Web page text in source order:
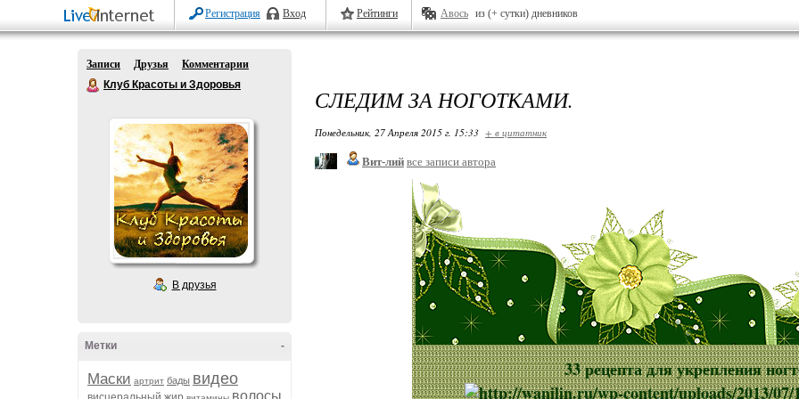
Регистрация Вход Рейтинги Авось из (+ сутки) дневников
Записи Друзья
Комментарии
Клуб Красоты и Здоровья
В друзья
-
Метки
Маски артрит бады видео
волосы
СЛЕДИМ ЗА НОГОТКАМИ.
Понедельник, 27 Апреля 2015 г. 15:33 + в цитатник
Вит-лий все записи автора
33 рецепта для укрепления